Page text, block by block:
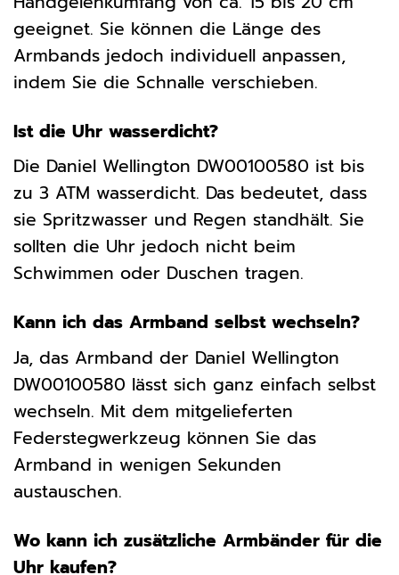
geeignet. Sie können die Länge des
Armbands jedoch individuell anpassen,
indem Sie die Schnalle verschieben.
Ist die Uhr wasserdicht?
Die Daniel Wellington DW00100580 ist bis
zu 3 ATM wasserdicht. Das bedeutet, dass
sie Spritzwasser und Regen standhält. Sie
sollten die Uhr jedoch nicht beim
Schwimmen oder Duschen tragen.
Kann ich das Armband selbst wechseln?
Ja, das Armband der Daniel Wellington
DW00100580 lässt sich ganz einfach selbst
wechseln. Mit dem mitgelieferten
Federstegwerkzeug können Sie das
Armband in wenigen Sekunden
austauschen.
Wo kann ich zusätzliche Armbänder für die
Uhr kaufen?